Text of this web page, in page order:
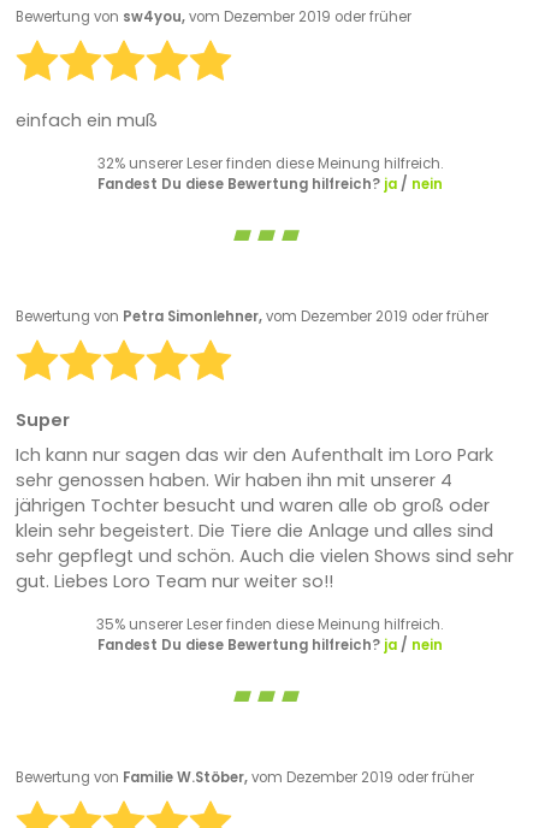
Bewertung von sw4you,vom Dezember 2019 oder früher
einfach ein muß
32% unserer Leser finden diese Meinung hilfreich.
Fandest Du diese Bewertung hilfreich? ja/ nein
Bewertung von Petra Simonlehner,vom Dezember 2019 oder früher
Super
Ich kann nur sagen das wir den Aufenthalt im Loro Park
sehr genossen haben. Wir haben ihn mit unserer 4
jährigen Tochter besucht und waren alle ob groß oder
klein sehr begeistert. Die Tiere die Anlage und alles sind
sehr gepflegt und schön. Auch die vielen Shows sind sehr
gut. Liebes Loro Team nur weiter so!!
35% unserer Leser finden diese Meinung hilfreich.
Fandest Du diese Bewertung hilfreich? ja/ nein
Bewertung von Familie W.Stöber,vom Dezember 2019 oder früher